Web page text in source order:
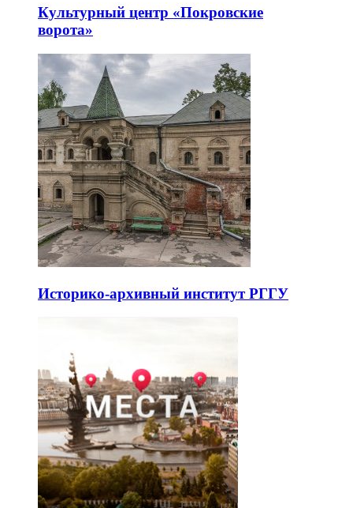
Культурный центр «Покровские
ворота»
Историко-архивный институт РГГУ